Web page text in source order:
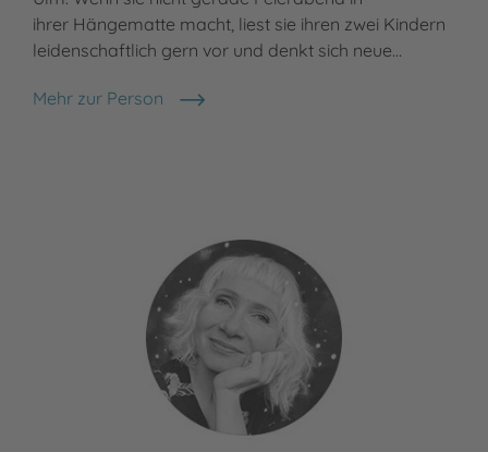
ihrer Hängematte macht, liest sie ihren zwei Kindern
leidenschaftlich gern vor und denkt sich neue…
Mehr zur Person
Madlen Ottenschläger